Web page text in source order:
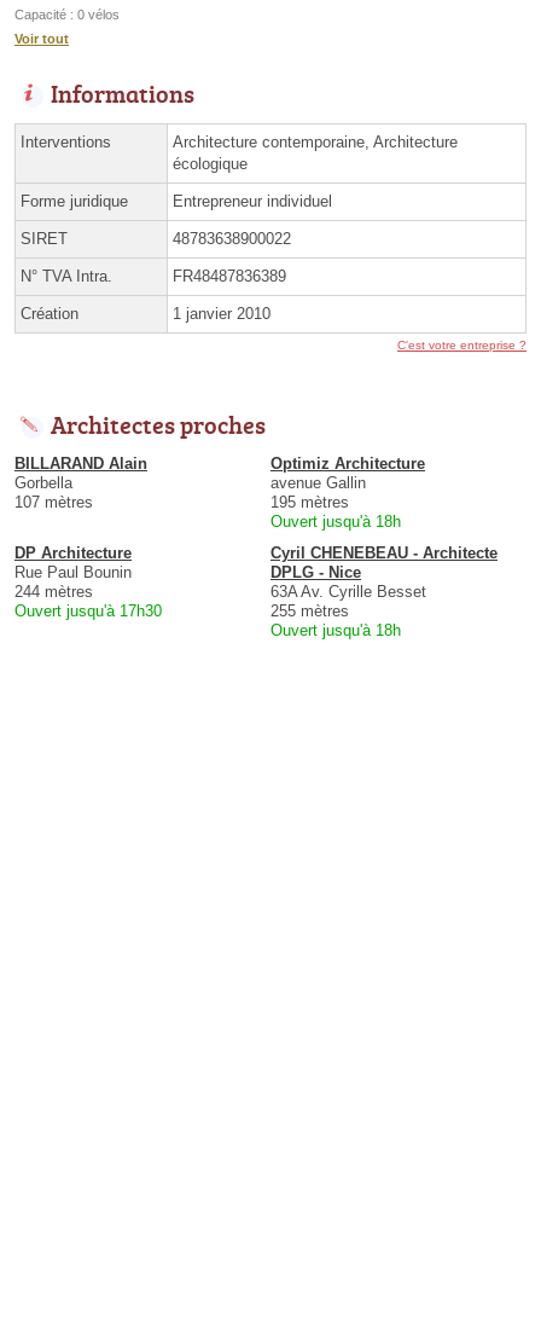
Capacité : 0 vélos
Voir tout
Informations
Interventions
Architecture contemporaine, Architecture
écologique
Forme juridique Entrepreneur individuel
SIRET 48783638900022
N° TVA Intra. FR48487836389
Création 1 janvier 2010
C'est votre entreprise ?
Architectes proches
BILLARAND Alain
Gorbella
107 mètres
Optimiz Architecture
avenue Gallin
195 mètres
Ouvert jusqu'à 18h
DP Architecture
Rue Paul Bounin
244 mètres
Ouvert jusqu'à 17h30
Cyril CHENEBEAU - Architecte
DPLG - Nice
63A Av. Cyrille Besset
255 mètres
Ouvert jusqu'à 18h